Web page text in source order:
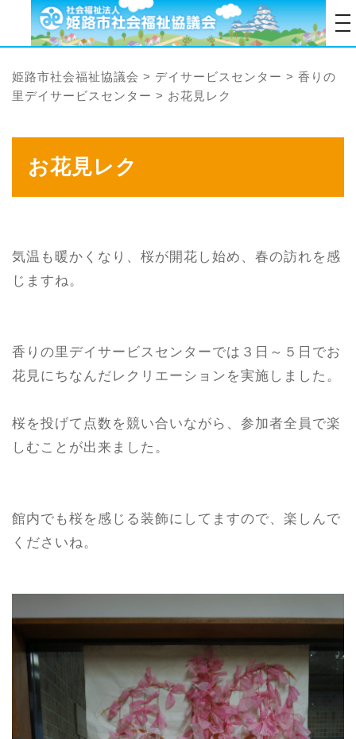
姫路市社会福祉協議会 > デイサービスセンター >香りの
里デイサービスセンター > お花見レク
お花見レク
気温も暖かくなり、桜が開花し始め、春の訪れを感
じますね。
香りの里デイサービスセンターでは３日～５日でお
花見にちなんだレクリエーションを実施しました。
桜を投げて点数を競い合いながら、参加者全員で楽
しむことが出来ました。
館内でも桜を感じる装飾にしてますので、楽しんで
くださいね。